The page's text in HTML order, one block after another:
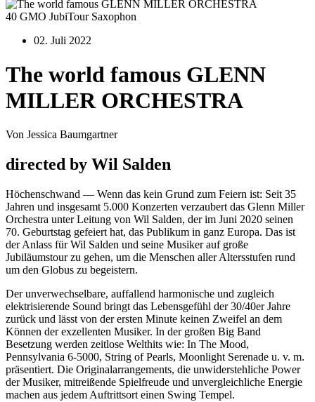
40 GMO JubiTour Saxophon
02. Juli 2022
The world famous GLENN
MILLER ORCHESTRA
Von Jessica Baumgartner
directed by Wil Salden
Höchenschwand — Wenn das kein Grund zum Feiern ist: Seit 35
Jahren und insgesamt 5.000 Konzerten verzaubert das Glenn Miller
Orchestra unter Leitung von Wil Salden, der im Juni 2020 seinen
70. Geburtstag gefeiert hat, das Publikum in ganz Europa. Das ist
der Anlass für Wil Salden und seine Musiker auf große
Jubiläumstour zu gehen, um die Menschen aller Altersstufen rund
um den Globus zu begeistern.
Der unverwechselbare, auffallend harmonische und zugleich
elektrisierende Sound bringt das Lebensgefühl der 30/40er Jahre
zurück und lässt von der ersten Minute keinen Zweifel an dem
Können der exzellenten Musiker. In der großen Big Band
Besetzung werden zeitlose Welthits wie: In The Mood,
Pennsylvania 6-5000, String of Pearls, Moonlight Serenade u. v. m.
präsentiert. Die Originalarrangements, die unwiderstehliche Power
der Musiker, mitreißende Spielfreude und unvergleichliche Energie
machen aus jedem Auftrittsort einen Swing Tempel.